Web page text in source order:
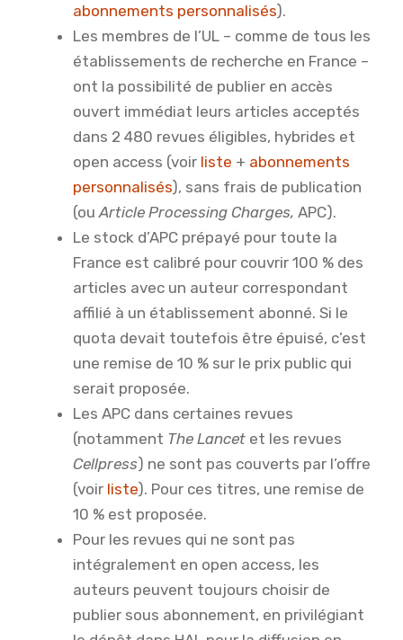
abonnements personnalisés).
Les membres de l’UL – comme de tous les
établissements de recherche en France –
ont la possibilité de publier en accès
ouvert immédiat leurs articles acceptés
dans 2 480 revues éligibles, hybrides et
open access (voir liste + abonnements
personnalisés), sans frais de publication
(ou Article Processing Charges, APC).
Le stock d’APC prépayé pour toute la
France est calibré pour couvrir 100 % des
articles avec un auteur correspondant
affilié à un établissement abonné. Si le
quota devait toutefois être épuisé, c’est
une remise de 10 % sur le prix public qui
serait proposée.
Les APC dans certaines revues
(notamment The Lancet et les revues
Cellpress) ne sont pas couverts par l’offre
(voir liste). Pour ces titres, une remise de
10 % est proposée.
Pour les revues qui ne sont pas
intégralement en open access, les
auteurs peuvent toujours choisir de
publier sous abonnement, en privilégiant